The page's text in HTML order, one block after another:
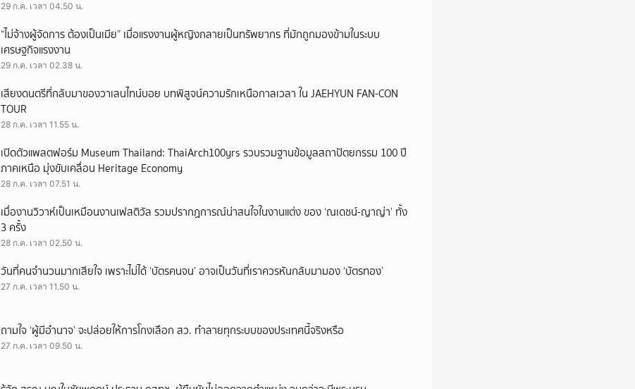
29 ก.ค. เวลา 04.50 น.
“ไม่จ้างผู้จัดการ ต้องเป็นเมีย” เมื่อแรงงานผู้หญิงกลายเป็นทรัพยากร ที่มักถูกมองข้ามในระบบ
เศรษฐกิจแรงงาน
29 ก.ค. เวลา 02.38 น.
เสียงดนตรีที่กลับมาของวาเลนไทน์บอย บทพิสูจน์ความรักเหนือกาลเวลา ใน JAEHYUN FAN-CON
TOUR
28 ก.ค. เวลา 11.55 น.
เปิดตัวแพลตฟอร์ม Museum Thailand: ThaiArch100yrs รวบรวมฐานข้อมูลสถาปัตยกรรม 100 ปี
ภาคเหนือ มุ่งขับเคลื่อน Heritage Economy
28 ก.ค. เวลา 07.51 น.
เมื่องานวิวาห์เป็นเหมือนงานเฟสติวัล รวมปรากฏการณ์น่าสนใจในงานแต่ง ของ ‘ณเดชน์-ญาญ่า’ ทั้ง
3 ครั้ง
28 ก.ค. เวลา 02.50 น.
วันที่คนจำนวนมากเสียใจ เพราะไม่ได้ ‘บัตรคนจน’ อาจเป็นวันที่เราควรหันกลับมามอง ‘บัตรทอง’
27 ก.ค. เวลา 11.50 น.
ถามใจ ‘ผู้มีอำนาจ’ จะปล่อยให้การโกงเลือก สว. ทำลายทุกระบบของประเทศนี้จริงหรือ
27 ก.ค. เวลา 09.50 น.